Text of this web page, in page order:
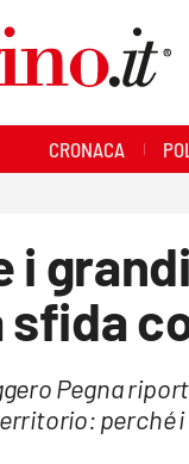
CRONACA
i
Pegna
perché